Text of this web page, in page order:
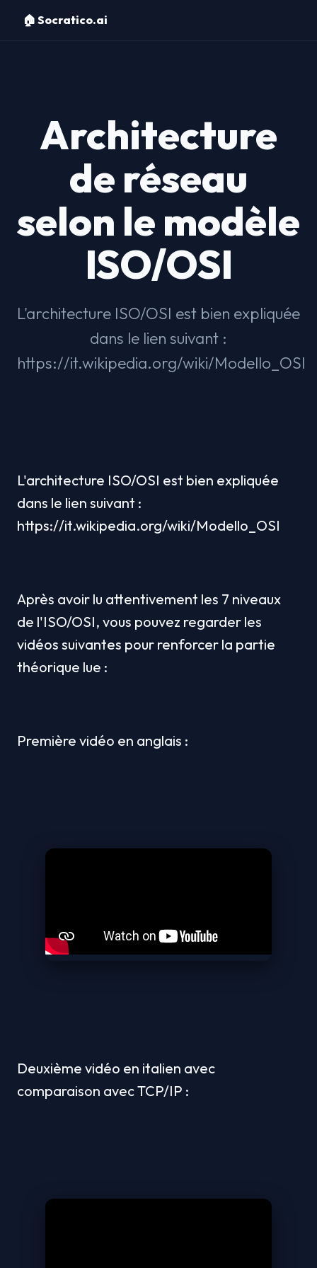
🏠 Socratico.ai
Architecture
de réseau
selon le modèle
ISO/OSI
L'architecture ISO/OSI est bien expliquée
dans le lien suivant :
https://it.wikipedia.org/wiki/Modello_OSI
L'architecture ISO/OSI est bien expliquée
dans le lien suivant :
https://it.wikipedia.org/wiki/Modello_OSI
Après avoir lu attentivement les 7 niveaux
de l'ISO/OSI, vous pouvez regarder les
vidéos suivantes pour renforcer la partie
théorique lue :
Première vidéo en anglais :
Deuxième vidéo en italien avec
comparaison avec TCP/IP :